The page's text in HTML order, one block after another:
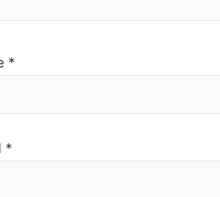
*
*